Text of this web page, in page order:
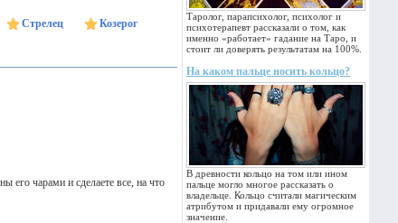
Таролог, парапсихолог, психолог и
психотерапевт рассказали о том, как
именно «работает» гадание на Таро, и
стоит ли доверять результатам на 100%.
На каком пальце носить кольцо?
В древности кольцо на том или ином
пальце могло многое рассказать о
владельце. Кольцо считали магическим
атрибутом и придавали ему огромное
значение.
Стрелец
Козерог
его чарами и сделаете все, на что